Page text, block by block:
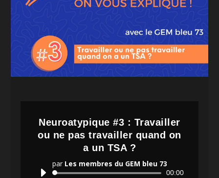
Neuroatypique #3 : Travailler
ou ne pas travailler quand on
a un TSA ?
par Les membres du GEM bleu 73
Lecteur
00:00